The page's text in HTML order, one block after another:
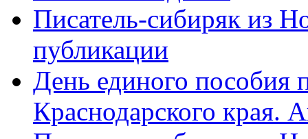
Писатель-сибиряк из
публикации
День единого пособия
Краснодарского края.